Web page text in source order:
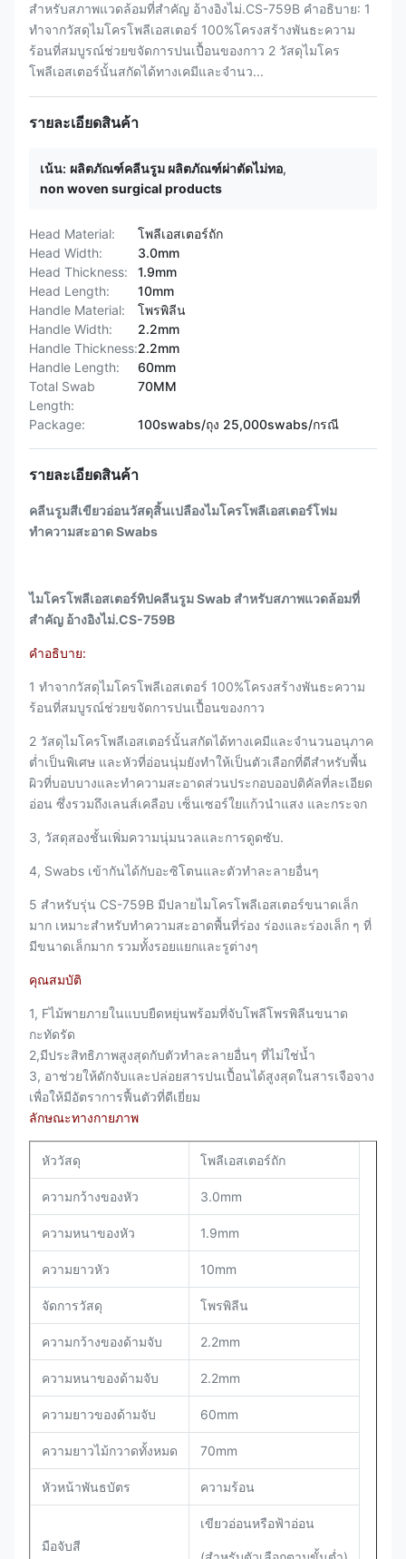
สำหรับสภาพแวดล้อมที่สำคัญ อ้างอิงไม่.CS-759B คำอธิบาย: 1
ทำจากวัสดุไมโครโพลีเอสเตอร์ 100%โครงสร้างพันธะความ
ร้อนที่สมบูรณ์ช่วยขจัดการปนเปื้อนของกาว 2 วัสดุไมโคร
โพลีเอสเตอร์นั้นสกัดได้ทางเคมีและจำนว...
รายละเอียดสินค้า
เน้น: ผลิตภัณฑ์คลีนรูม ผลิตภัณฑ์ผ่าตัดไม่ทอ,
non woven surgical products
Head Material:
โพลีเอสเตอร์ถัก
Head Width:
3.0mm
Head Thickness:
1.9mm
Head Length:
10mm
Handle Material:
โพรพิลีน
Handle Width:
2.2mm
Handle Thickness:2.2mm
Handle Length:
60mm
Total Swab
Length:
70MM
Package: 100swabs/ถุง 25,000swabs/กรณี
รายละเอียดสินค้า
คลีนรูมสีเขียวอ่อนวัสดุสิ้นเปลืองไมโครโพลีเอสเตอร์โฟม
ทำความสะอาด Swabs
ไมโครโพลีเอสเตอร์ทิปคลีนรูม Swab สำหรับสภาพแวดล้อมที่
สำคัญ อ้างอิงไม่.CS-759B
คำอธิบาย:
1 ทำจากวัสดุไมโครโพลีเอสเตอร์ 100%โครงสร้างพันธะความ
ร้อนที่สมบูรณ์ช่วยขจัดการปนเปื้อนของกาว
2 วัสดุไมโครโพลีเอสเตอร์นั้นสกัดได้ทางเคมีและจำนวนอนุภาค
ต่ำเป็นพิเศษ และหัวที่อ่อนนุ่มยังทำให้เป็นตัวเลือกที่ดีสำหรับพื้น
ผิวที่บอบบางและทำความสะอาดส่วนประกอบออปติคัลที่ละเอียด
อ่อน ซึ่งรวมถึงเลนส์เคลือบ เซ็นเซอร์ใยแก้วนำแสง และกระจก
3, วัสดุสองชั้นเพิ่มความนุ่มนวลและการดูดซับ.
4, Swabs เข้ากันได้กับอะซิโตนและตัวทำละลายอื่นๆ
5 สำหรับรุ่น CS-759B มีปลายไมโครโพลีเอสเตอร์ขนาดเล็ก
มาก เหมาะสำหรับทำความสะอาดพื้นที่ร่อง ร่องและร่องเล็ก ๆ ที่
มีขนาดเล็กมาก รวมทั้งรอยแยกและรูต่างๆ
คุณสมบัติ
1, Fไม้พายภายในแบบยืดหยุ่นพร้อมที่จับโพลีโพรพิลีนขนาด
กะทัดรัด
2,มีประสิทธิภาพสูงสุดกับตัวทำละลายอื่นๆ ที่ไม่ใช่น้ำ
3, อาช่วยให้ดักจับและปล่อยสารปนเปื้อนได้สูงสุดในสารเจือจาง
เพื่อให้มีอัตราการฟื้นตัวที่ดีเยี่ยม
ลักษณะทางกายภาพ
หัววัสดุ โพลีเอสเตอร์ถัก
ความกว้างของหัว 3.0mm
ความหนาของหัว 1.9mm
ความยาวหัว 10mm
จัดการวัสดุ โพรพิลีน
ความกว้างของด้ามจับ 2.2mm
ความหนาของด้ามจับ 2.2mm
ความยาวของด้ามจับ 60mm
ความยาวไม้กวาดทั้งหมด 70mm
หัวหน้าพันธบัตร ความร้อน
มือจับสี
เขียวอ่อนหรือฟ้าอ่อน